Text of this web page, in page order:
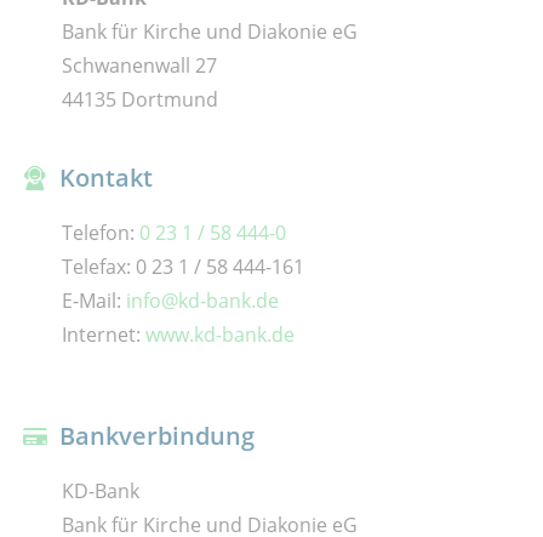
Bank für Kirche und Diakonie eG
Schwanenwall 27
44135 Dortmund
Kontakt
Telefon: 0 23 1 / 58 444-0
Telefax: 0 23 1 / 58 444-161
E-Mail: info@kd-bank.de
Internet: www.kd-bank.de
Bankverbindung
KD-Bank
Bank für Kirche und Diakonie eG